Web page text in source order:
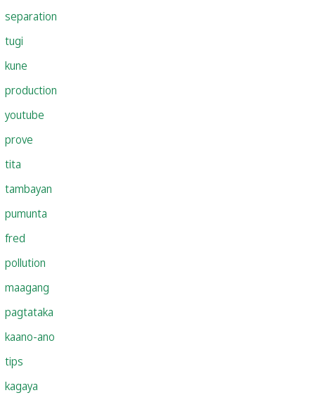
separation
tugi
kune
production
youtube
prove
tita
tambayan
pumunta
fred
pollution
maagang
pagtataka
kaano-ano
tips
kagaya